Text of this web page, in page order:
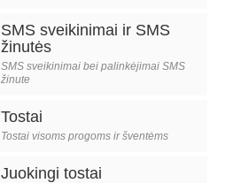
SMS sveikinimai ir SMS
žinutės
SMS sveikinimai bei palinkėjimai SMS
žinute
Tostai
Tostai visoms progoms ir šventėms
Juokingi tostai